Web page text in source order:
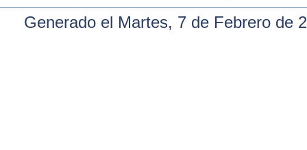
Generado el Martes, 7 de Febrero de